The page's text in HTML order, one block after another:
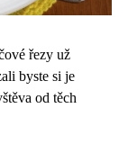
řezy už
byste si je
od těch